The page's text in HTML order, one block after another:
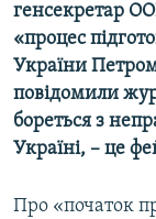
Усі сайти
генсекретар
«процес
України
повідомили
бореться з
Україні, – це
Про «початок